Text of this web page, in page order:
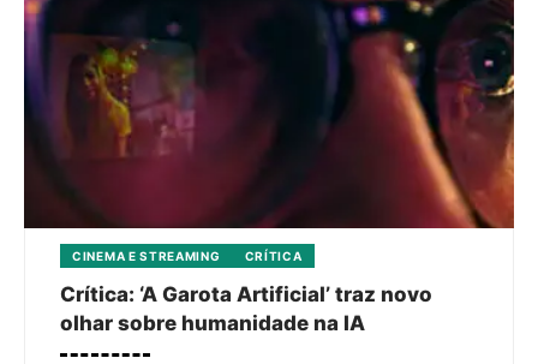
CINEMA E STREAMING CRÍTICA
Crítica: ‘A Garota Artificial’ traz novo
olhar sobre humanidade na IA